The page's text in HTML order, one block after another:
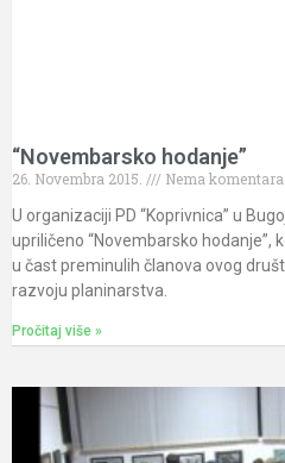
“Novembarsko hodanje”
26. Novembra 2015.
Nema komentara
U organizaciji PD “Koprivnica” u
upriličeno “Novembarsko hodanje”,
u čast preminulih članova ovog
razvoju planinarstva.
Pročitaj više »